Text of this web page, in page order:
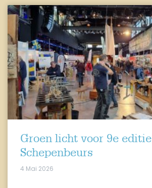
Groen licht voor 9e editie
Schepenbeurs
4 Mai 2026